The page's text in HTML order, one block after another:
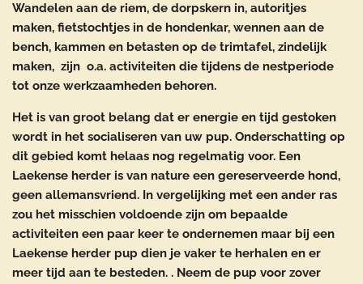
Wandelen aan de riem, de dorpskern in, autoritjes
maken, fietstochtjes in de hondenkar, wennen aan de
bench, kammen en betasten op de trimtafel, zindelijk
maken, zijn o.a. activiteiten die tijdens de nestperiode
tot onze werkzaamheden behoren.
Het is van groot belang dat er energie en tijd gestoken
wordt in het socialiseren van uw pup. Onderschatting op
dit gebied komt helaas nog regelmatig voor. Een
Laekense herder is van nature een gereserveerde hond,
geen allemansvriend. In vergelijking met een ander ras
zou het misschien voldoende zijn om bepaalde
activiteiten een paar keer te ondernemen maar bij een
Laekense herder pup dien je vaker te herhalen en er
meer tijd aan te besteden. . Neem de pup voor zover